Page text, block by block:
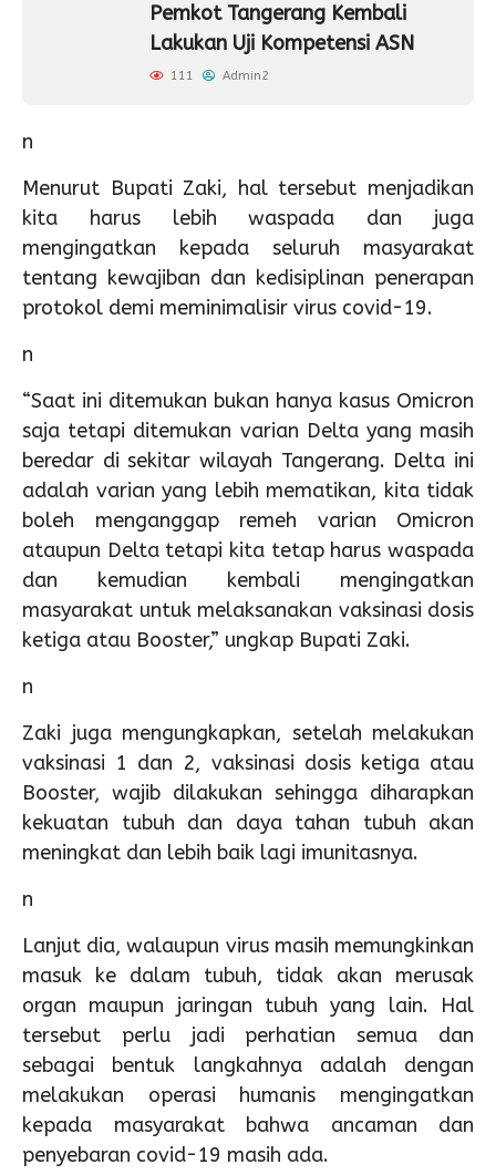
Pemkot Tangerang Kembali
Lakukan Uji Kompetensi ASN
111 Admin2
n
Menurut Bupati Zaki, hal tersebut menjadikan
kita harus lebih waspada dan juga
mengingatkan kepada seluruh masyarakat
tentang kewajiban dan kedisiplinan penerapan
protokol demi meminimalisir virus covid-19.
n
“Saat ini ditemukan bukan hanya kasus Omicron
saja tetapi ditemukan varian Delta yang masih
beredar di sekitar wilayah Tangerang. Delta ini
adalah varian yang lebih mematikan, kita tidak
boleh menganggap remeh varian Omicron
ataupun Delta tetapi kita tetap harus waspada
dan kemudian kembali mengingatkan
masyarakat untuk melaksanakan vaksinasi dosis
ketiga atau Booster,” ungkap Bupati Zaki.
n
Zaki juga mengungkapkan, setelah melakukan
vaksinasi 1 dan 2, vaksinasi dosis ketiga atau
Booster, wajib dilakukan sehingga diharapkan
kekuatan tubuh dan daya tahan tubuh akan
meningkat dan lebih baik lagi imunitasnya.
n
Lanjut dia, walaupun virus masih memungkinkan
masuk ke dalam tubuh, tidak akan merusak
organ maupun jaringan tubuh yang lain. Hal
tersebut perlu jadi perhatian semua dan
sebagai bentuk langkahnya adalah dengan
melakukan operasi humanis mengingatkan
kepada masyarakat bahwa ancaman dan
penyebaran covid-19 masih ada.